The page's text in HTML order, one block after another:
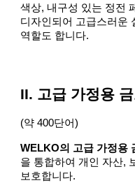
색상, 내구성 있는 정전
디자인되어 고급스러운
역할도 합니다.
II. 고급 가정용
(약 400단어)
WELKO의 고급 가정용
을 통합하여 개인 자산,
보호합니다.